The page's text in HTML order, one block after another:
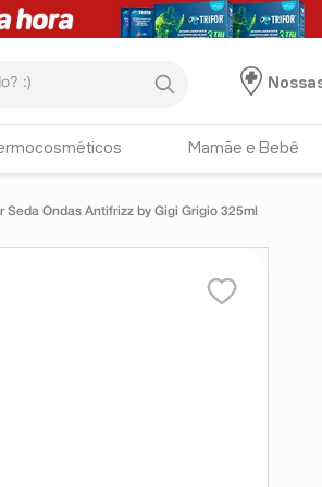
Mamãe e Bebê
Seda Ondas Antifrizz by Gigi Grigio 325ml